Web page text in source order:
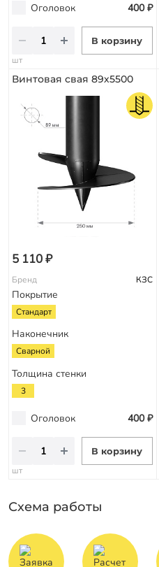
Оголовок 400 ₽
В корзину
шт
Винтовая свая 89х5500
5 110 ₽
Бренд КЗС
Покрытие
Стандарт
Наконечник
Сварной
Толщина стенки
3
Оголовок 400 ₽
В корзину
шт
Схема работы